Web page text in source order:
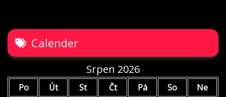
Calender
Srpen 2026
Po Út St Čt Pá So
Ne